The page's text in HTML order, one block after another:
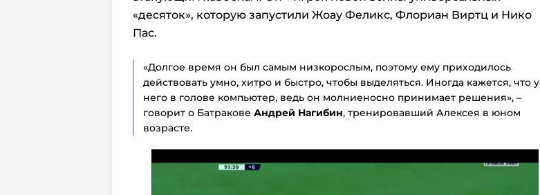
«десяток», которую запустили Жоау Феликс, Флориан Виртц и Нико
Пас.
«Долгое время он был самым низкорослым, поэтому ему приходилось
действовать умно, хитро и быстро, чтобы выделяться. Иногда кажется, что у
него в голове компьютер, ведь он молниеносно принимает решения», –
говорит о Батракове Андрей Нагибин, тренировавший Алексея в юном
возрасте.